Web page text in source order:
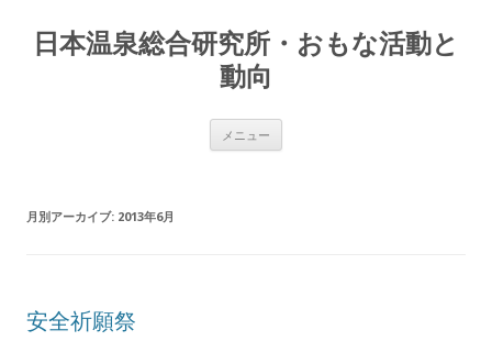
日本温泉総合研究所・おもな活動と
動向
メニュー
月別アーカイブ: 2013年6月
安全祈願祭